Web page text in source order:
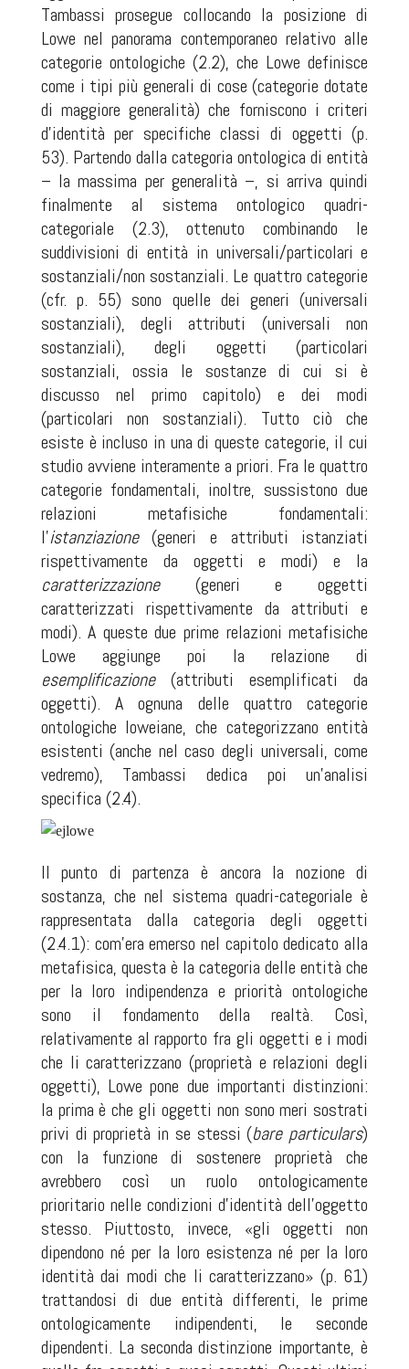
Tambassi prosegue collocando la posizione di
Lowe nel panorama contemporaneo relativo alle
categorie ontologiche (2.2), che Lowe definisce
come i tipi più generali di cose (categorie dotate
di maggiore generalità) che forniscono i criteri
d’identità per specifiche classi di oggetti (p.
53). Partendo dalla categoria ontologica di entità
– la massima per generalità –, si arriva quindi
finalmente al sistema ontologico quadri-
categoriale (2.3), ottenuto combinando le
suddivisioni di entità in universali/particolari e
sostanziali/non sostanziali. Le quattro categorie
(cfr. p. 55) sono quelle dei generi (universali
sostanziali), degli attributi (universali non
sostanziali), degli oggetti (particolari
sostanziali, ossia le sostanze di cui si è
discusso nel primo capitolo) e dei modi
(particolari non sostanziali). Tutto ciò che
esiste è incluso in una di queste categorie, il cui
studio avviene interamente a priori. Fra le quattro
categorie fondamentali, inoltre, sussistono due
relazioni metafisiche fondamentali:
l’istanziazione(generi e attributi istanziati
rispettivamente da oggetti e modi) e la
caratterizzazione(generi e oggetti
caratterizzati rispettivamente da attributi e
modi). A queste due prime relazioni metafisiche
Lowe aggiunge poi la relazione di
esemplificazione (attributi esemplificati da
oggetti). A ognuna delle quattro categorie
ontologiche loweiane, che categorizzano entità
esistenti (anche nel caso degli universali, come
vedremo), Tambassi dedica poi un’analisi
specifica (2.4).
Il punto di partenza è ancora la nozione di
sostanza, che nel sistema quadri-categoriale è
rappresentata dalla categoria degli oggetti
(2.4.1): com’era emerso nel capitolo dedicato alla
metafisica, questa è la categoria delle entità che
per la loro indipendenza e priorità ontologiche
sono il fondamento della realtà. Così,
relativamente al rapporto fra gli oggetti e i modi
che li caratterizzano (proprietà e relazioni degli
oggetti), Lowe pone due importanti distinzioni:
la prima è che gli oggetti non sono meri sostrati
privi di proprietà in se stessi (bare particulars)
con la funzione di sostenere proprietà che
avrebbero così un ruolo ontologicamente
prioritario nelle condizioni d’identità dell’oggetto
stesso. Piuttosto, invece, «gli oggetti non
dipendono né per la loro esistenza né per la loro
identità dai modi che li caratterizzano» (p. 61)
trattandosi di due entità differenti, le prime
ontologicamente indipendenti, le seconde
dipendenti. La seconda distinzione importante, è